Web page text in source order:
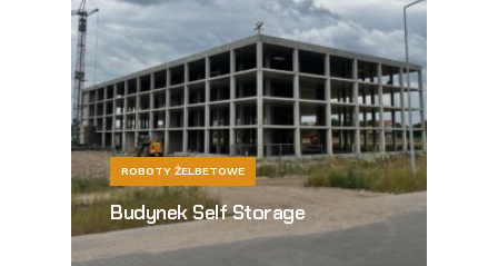
ROBOTY ŻELBETOWE
Budynek Self Storage